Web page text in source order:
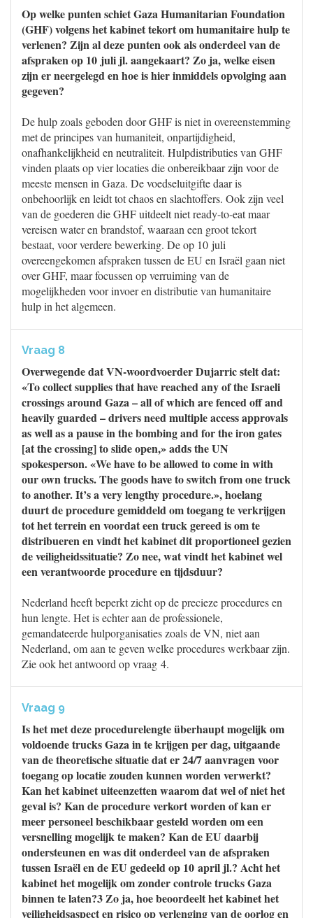
Op welke punten schiet Gaza Humanitarian Foundation
(GHF) volgens het kabinet tekort om humanitaire hulp te
verlenen? Zijn al deze punten ook als onderdeel van de
afspraken op 10 juli jl. aangekaart? Zo ja, welke eisen
zijn er neergelegd en hoe is hier inmiddels opvolging aan
gegeven?
De hulp zoals geboden door GHF is niet in overeenstemming
met de principes van humaniteit, onpartijdigheid,
onafhankelijkheid en neutraliteit. Hulpdistributies van GHF
vinden plaats op vier locaties die onbereikbaar zijn voor de
meeste mensen in Gaza. De voedseluitgifte daar is
onbehoorlijk en leidt tot chaos en slachtoffers. Ook zijn veel
van de goederen die GHF uitdeelt niet ready-to-eat maar
vereisen water en brandstof, waaraan een groot tekort
bestaat, voor verdere bewerking. De op 10 juli
overeengekomen afspraken tussen de EU en Israël gaan niet
over GHF, maar focussen op verruiming van de
mogelijkheden voor invoer en distributie van humanitaire
hulp in het algemeen.
Vraag 8
Overwegende dat VN-woordvoerder Dujarric stelt dat:
«To collect supplies that have reached any of the Israeli
crossings around Gaza – all of which are fenced off and
heavily guarded – drivers need multiple access approvals
as well as a pause in the bombing and for the iron gates
[at the crossing] to slide open,» adds the UN
spokesperson. «We have to be allowed to come in with
our own trucks. The goods have to switch from one truck
to another. It’s a very lengthy procedure.», hoelang
duurt de procedure gemiddeld om toegang te verkrijgen
tot het terrein en voordat een truck gereed is om te
distribueren en vindt het kabinet dit proportioneel gezien
de veiligheidssituatie? Zo nee, wat vindt het kabinet wel
een verantwoorde procedure en tijdsduur?
Nederland heeft beperkt zicht op de precieze procedures en
hun lengte. Het is echter aan de professionele,
gemandateerde hulporganisaties zoals de VN, niet aan
Nederland, om aan te geven welke procedures werkbaar zijn.
Zie ook het antwoord op vraag 4.
Vraag 9
Is het met deze procedurelengte überhaupt mogelijk om
voldoende trucks Gaza in te krijgen per dag, uitgaande
van de theoretische situatie dat er 24/7 aanvragen voor
toegang op locatie zouden kunnen worden verwerkt?
Kan het kabinet uiteenzetten waarom dat wel of niet het
geval is? Kan de procedure verkort worden of kan er
meer personeel beschikbaar gesteld worden om een
versnelling mogelijk te maken? Kan de EU daarbij
ondersteunen en was dit onderdeel van de afspraken
tussen Israël en de EU gedeeld op 10 april jl.? Acht het
kabinet het mogelijk om zonder controle trucks Gaza
binnen te laten?3 Zo ja, hoe beoordeelt het kabinet het
veiligheidsaspect en risico op verlenging van de oorlog en